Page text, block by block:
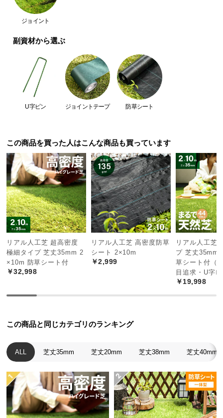
つ
い
置
に
つ
い
て
搬
入
経
路
に
つ
い
品・
ャ
ン
ル
に
つ
い
ジョイント
副資材から選ぶ
U字ピン ジョイントテープ 防草シート
この商品を買った人はこんな商品も買っています
リアル人工芝 超高密度
極細タイプ 芝丈35mm 2
×10m 防草シート付
￥32,998
リアル人工芝 高密度防草
シート 2×10m
￥2,999
リアル人工芝
プ 芝丈35mm
草シート付（
目追求・U字
￥19,998
この商品と同じカテゴリのランキング
ALL 芝丈35mm 芝丈20mm 芝丈38mm 芝丈40mm